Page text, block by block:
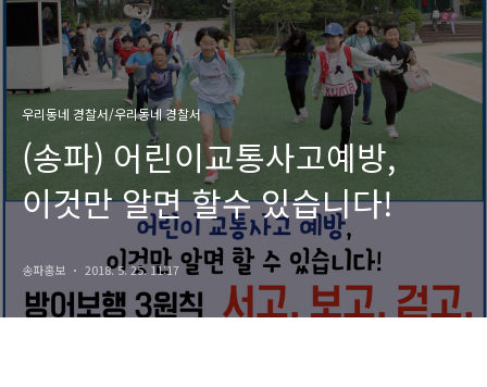
우리동네 경찰서/우리동네 경찰서
(송파) 어린이교통사고예방,
이것만 알면 할수 있습니다!
송파홍보 2018. 5. 25. 11:17